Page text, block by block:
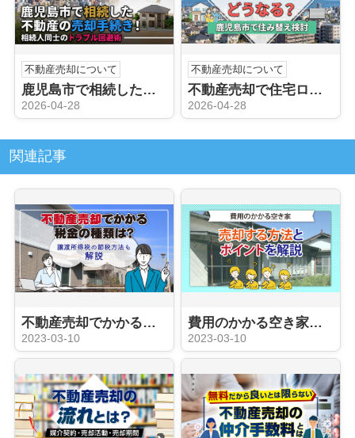
不動産売却について
鹿児島市で相続した不動産の売却手続き！相続人同士のトラブル回避術
2026-04-28
不動産売却について
不動産売却で住宅ローンの残債はどうなる？鹿児島市で住み替え検討
2026-04-28
関連記事
不動産売却でかかる税金の種類は？譲渡所得税の節税方法も解説
2023-03-10
費用のかかる空き家を売却する方法とポイントを解説
2023-03-10